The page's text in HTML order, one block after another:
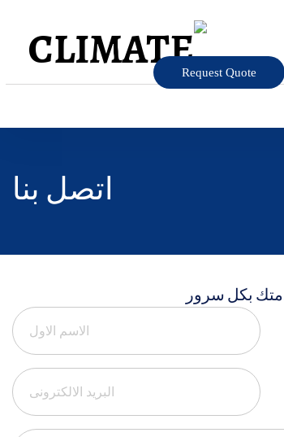
Request Quote
اتصل بنا
بكل سرور